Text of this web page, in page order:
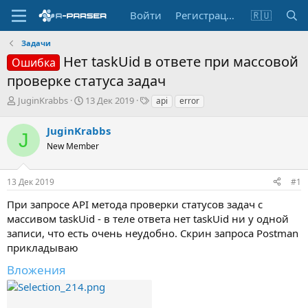
Войти Регистрация 🇷🇺
Задачи
Ошибка
Нет taskUid в ответе при массовой
проверке статуса задач
А
т
о
р
е
м
JuginKrabbs
Д
а
н
ч
л
а
13 Дек 2019
Тapi error
J JuginKrabbs
New Member
13 Дек 2019 #1
При запросе API метода проверки статусов задач с
массивом taskUid - в теле ответа нет taskUid ни у одной
записи, что есть очень неудобно. Скрин запроса Postman
прикладываю
Вложения